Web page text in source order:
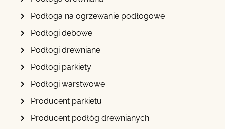
Podłoga na ogrzewanie podłogowe
Podłogi dębowe
Podłogi drewniane
Podłogi parkiety
Podłogi warstwowe
Producent parkietu
Producent podłóg drewnianych